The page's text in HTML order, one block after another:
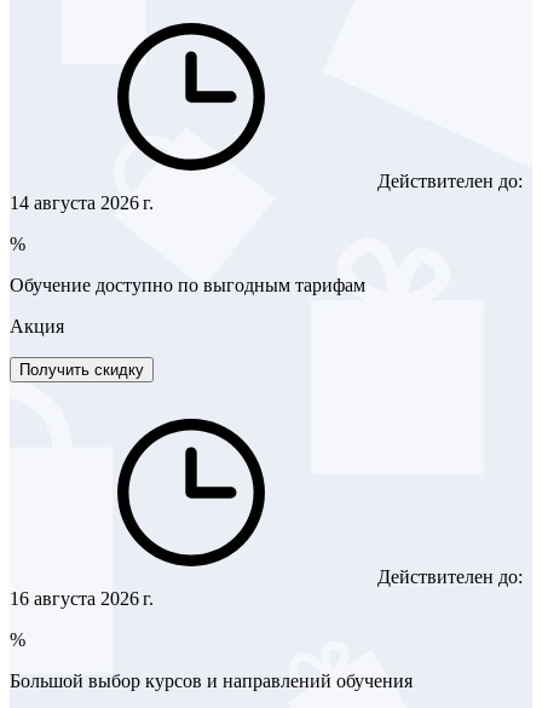
Действителен до:
14 августа 2026 г.
%
Обучение доступно по выгодным тарифам
Акция
Получить скидку
Действителен до:
16 августа 2026 г.
%
Большой выбор курсов и направлений обучения